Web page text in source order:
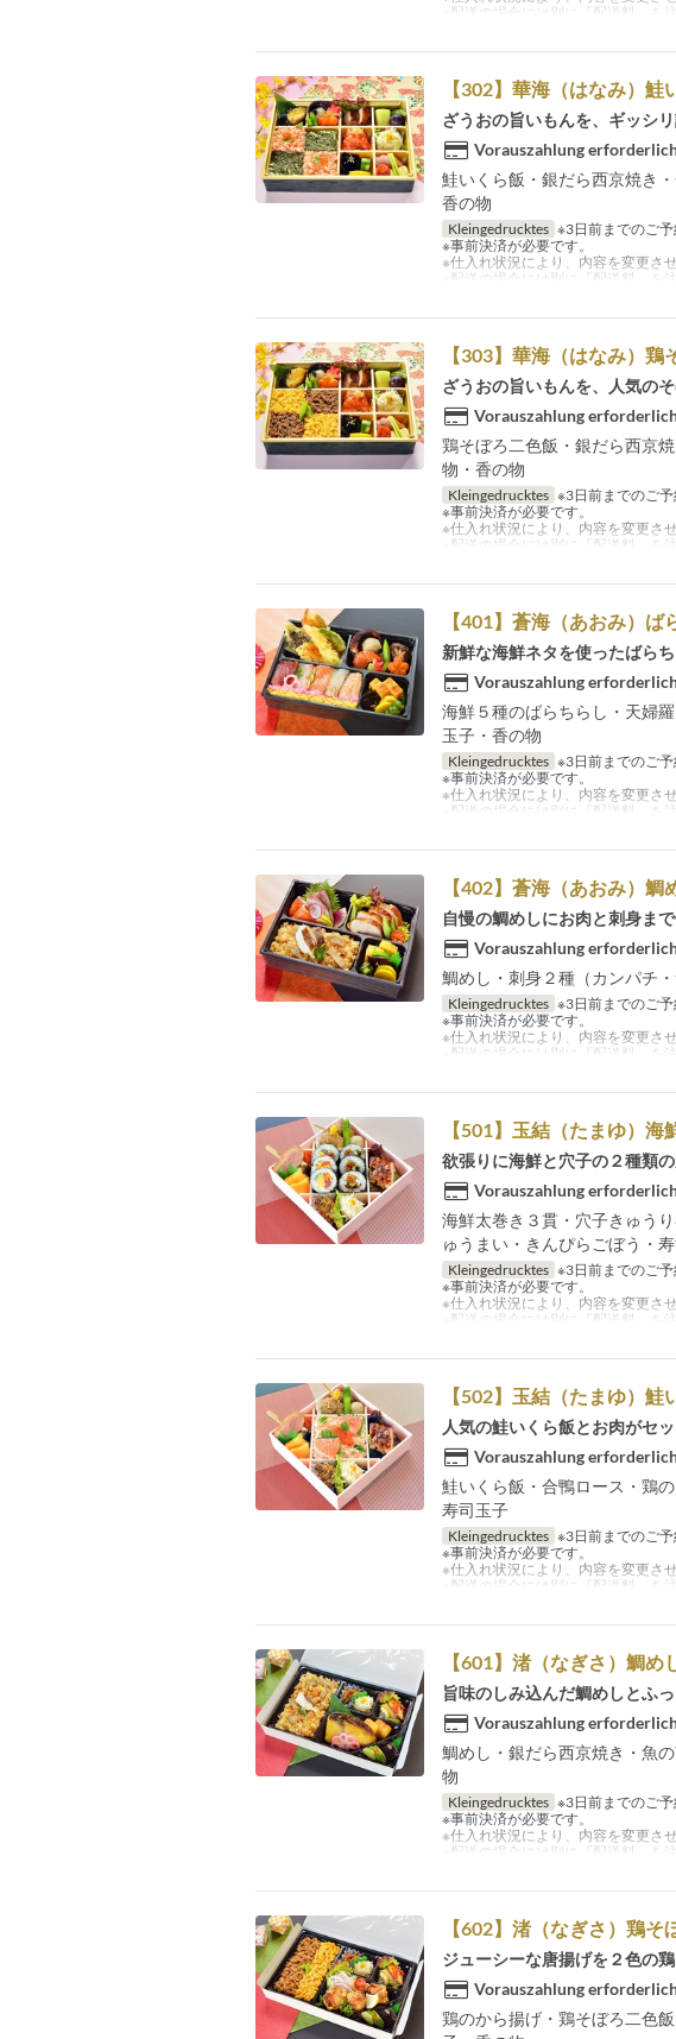
※配送の場合には別に『配送料』を
【302】華海（はなみ）鮭
ざうおの旨いもんを、ギッシ
Vorauszahlung
鮭いくら飯・銀だら西京焼き
香の物
Kleingedrucktes ※3日前までのご予
※事前決済が必要です。
※仕入れ状況により、内容を変更さ
※配送の場合には別に『配送料』を
【303】華海（はなみ）鶏
ざうおの旨いもんを、人気の
Vorauszahlung
鶏そぼろ二色飯・銀だら西京
物・香の物
Kleingedrucktes ※3日前までのご予
※事前決済が必要です。
※仕入れ状況により、内容を変更さ
※配送の場合には別に『配送料』を
【401】蒼海（あおみ）ば
新鮮な海鮮ネタを使ったばら
Vorauszahlung
海鮮５種のばらちらし・天婦
玉子・香の物
Kleingedrucktes ※3日前までのご予
※事前決済が必要です。
※仕入れ状況により、内容を変更さ
※配送の場合には別に『配送料』を
【402】蒼海（あおみ）鯛
自慢の鯛めしにお肉と刺身ま
Vorauszahlung
鯛めし・刺身２種（カンパチ
Kleingedrucktes ※3日前までのご予
※事前決済が必要です。
※仕入れ状況により、内容を変更さ
※配送の場合には別に『配送料』を
【501】玉結（たまゆ）
欲張りに海鮮と穴子の２種類
Vorauszahlung
海鮮太巻き３貫・穴子きゅう
ゅうまい・きんぴらごぼう・
Kleingedrucktes ※3日前までのご予
※事前決済が必要です。
※仕入れ状況により、内容を変更さ
※配送の場合には別に『配送料』を
【502】玉結（たまゆ）鮭
人気の鮭いくら飯とお肉がセ
Vorauszahlung
鮭いくら飯・合鴨ロース・鶏
寿司玉子
Kleingedrucktes ※3日前までのご予
※事前決済が必要です。
※仕入れ状況により、内容を変更さ
※配送の場合には別に『配送料』を
【601】渚（なぎさ）鯛
旨味のしみ込んだ鯛めしとふ
Vorauszahlung
鯛めし・銀だら西京焼き・魚
物
Kleingedrucktes ※3日前までのご予
※事前決済が必要です。
※仕入れ状況により、内容を変更さ
※配送の場合には別に『配送料』を
【602】渚（なぎさ）鶏そ
ジューシーな唐揚げを２色の
Vorauszahlung
鶏のから揚げ・鶏そぼろ二色